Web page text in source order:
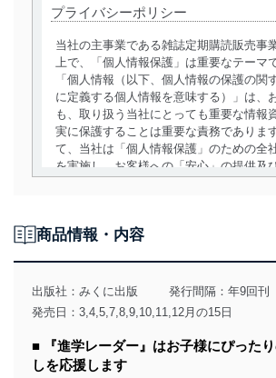
プライバシーポリシー
当社の主事業である雑誌定期購読販売事
上で、「個人情報保護」は重要なテーマ
「個人情報（以下、個人情報の保護の関
に定義する個人情報を意味する）」は、
も、取り扱う当社にとっても重要な情報
実に保護することは重要な責務でありま
て、当社は「個人情報保護」のための全
を実施し、お客様への「安心」の提供及
用目的を明確にし、本人の同意を得たう
達成に必要な範囲内で適法かつ公正な手
得・利用・提供を行います。また、当社
個人情報は、同意を得ずに目的外利用、
供・開示は行いません。当社においては
みを確実にするため、従業者等の教育を
ます。また、目的外利用を行わないため
商品情報・内容
出版社： みくに出版
発行間隔：年9回刊
発売日：3,4,5,7,8,9,10,11,12月の15日
■ 『進学レーダー』はお子様にぴった
しを応援します